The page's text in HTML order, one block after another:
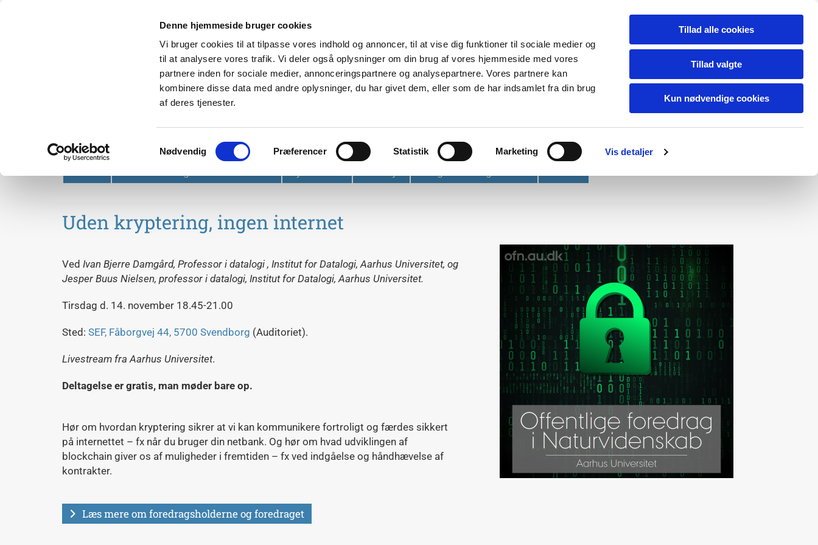
Denne hjemmeside bruger cookies
Vi bruger cookies til at tilpasse vores indhold og annoncer, til at vise dig funktioner til sociale medier og
til at analysere vores trafik. Vi deler også oplysninger om din brug af vores hjemmeside med vores
partnere inden for sociale medier, annonceringspartnere og analysepartnere. Vores partnere kan
kombinere disse data med andre oplysninger, du har givet dem, eller som de har indsamlet fra din brug
af deres tjenester.
Nødvendig Præferencer Statistik Marketing Vis detaljer
Tillad alle cookies
Tillad valgte
Kun nødvendige cookies
Uden kryptering, ingen internet
Ved Ivan Bjerre Damgård, Professor i datalogi , Institut for Datalogi, Aarhus Universitet, og
Jesper Buus Nielsen, professor i datalogi, Institut for Datalogi, Aarhus Universitet.
Tirsdag d. 14. november 18.45-21.00
Sted: SEF, Fåborgvej 44, 5700 Svendborg (Auditoriet).
Livestream fra Aarhus Universitet.
Deltagelse er gratis, man møder bare op.
Hør om hvordan kryptering sikrer at vi kan kommunikere fortroligt og færdes sikkert
på internettet – fx når du bruger din netbank. Og hør om hvad udviklingen af
blockchain giver os af muligheder i fremtiden – fx ved indgåelse og håndhævelse af
kontrakter.
Læs mere om foredragsholderne og foredraget